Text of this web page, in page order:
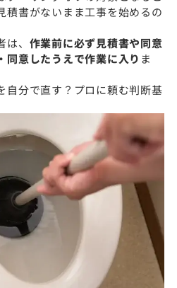
積書がないまま工事を始めるの
、 作業前に必ず見積書や同意
同意したうえで作業に入り ま
自分で直す？プロに頼む判断基